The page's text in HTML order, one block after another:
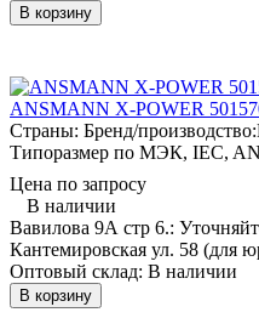
В корзину
ANSMANN X-POWER
Страны: Бренд/производство:
Типоразмер по МЭК, IEC,
Цена по запросу
В наличии
Вавилова 9А стр 6.:
Кантемировская ул. 58 (для
Оптовый склад: В наличии
В корзину